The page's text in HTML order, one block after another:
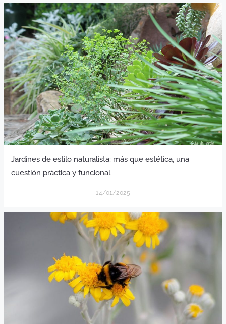
Jardines de estilo naturalista: más que estética, una
cuestión práctica y funcional
14/01/2025